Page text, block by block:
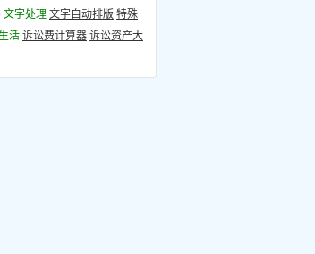
文字处理 文字自动排版 特殊
活 诉讼费计算器 诉讼资产大